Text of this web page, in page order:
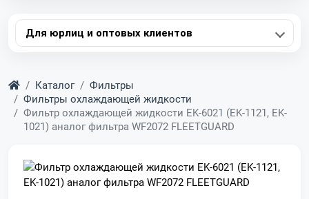
Для юрлиц и оптовых клиентов
Главная
Каталог
Фильтры
Фильтры охлаждающей жидкости
Фильтр охлаждающей жидкости EK-6021 (EK-1121, EK-
1021) аналог фильтра WF2072 FLEETGUARD